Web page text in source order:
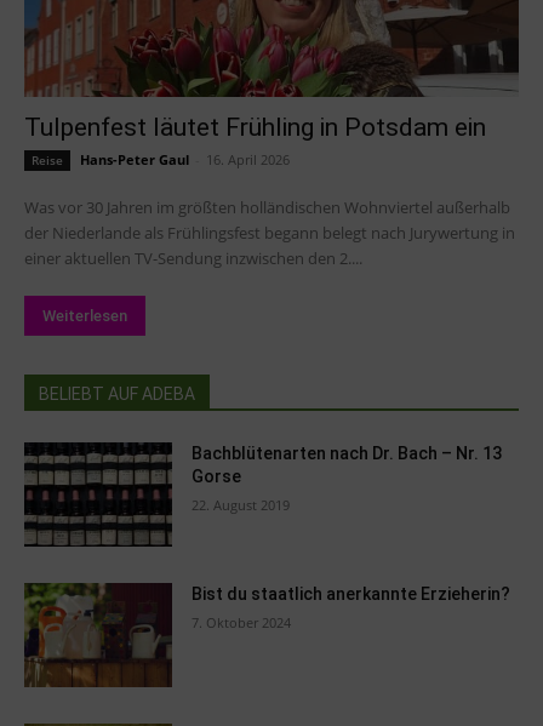
Tulpenfest läutet Frühling in Potsdam ein
Reise Hans-Peter Gaul 16. April 2026
Was vor 30 Jahren im größten holländischen Wohnviertel außerhalb
der Niederlande als Frühlingsfest begann belegt nach Jurywertung in
einer aktuellen TV-Sendung inzwischen den 2....
Weiterlesen
BELIEBT AUF ADEBA
Bachblütenarten nach Dr. Bach – Nr. 13
Gorse
22. August 2019
Bist du staatlich anerkannte Erzieherin?
7. Oktober 2024